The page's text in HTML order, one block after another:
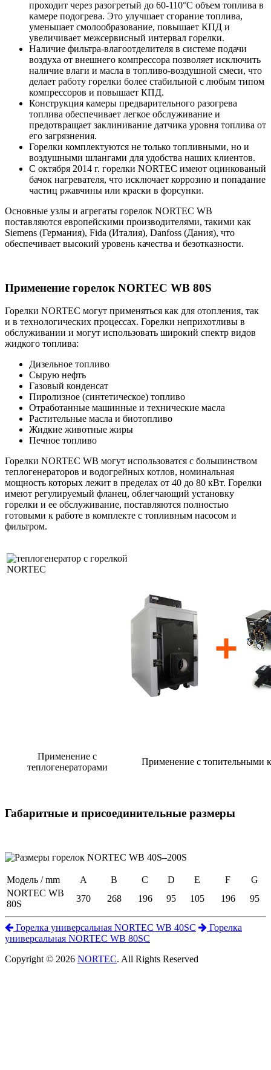
проходит через разогретый до 60-110°С объем топлива в
камере подогрева. Это улучшает сгорание топлива,
уменьшает смолообразование, повышает КПД и
увеличивает межсервисный интервал горелки.
Наличие фильтра-влагоотделителя в системе подачи
воздуха от внешнего компрессора позволяет исключить
наличие влаги и масла в топливо-воздушной смеси, что
делает работу горелки более стабильной с любым типом
компрессоров и повышает КПД.
Конструкция камеры предварительного разогрева
топлива обеспечивает легкое обслуживание и
предотвращает заклинивание датчика уровня топлива от
его загрязнения.
Горелки комплектуются не только топливными, но и
воздушными шлангами для удобства наших клиентов.
С октября 2014 г. горелки NORTEC имеют оцинкованый
бачок нагревателя, что исключает коррозию и попадание
частиц ржавчины или краски в форсунки.
Основные узлы и агрегаты горелок NORTEC WB
поставляются европейскими производителями, такими как
Siemens (Германия), Fida (Италия), Danfoss (Дания), что
обеспечивает высокий уровень качества и безотказности.
Применение горелок NORTEC WB 80S
Горелки NORTEC могут применяться как для отопления, так
и в технологических процессах. Горелки неприхотливы в
обслуживании и могут использовать широкий спектр видов
жидкого топлива:
Дизельное топливо
Сырую нефть
Газовый конденсат
Пиролизное (синтетическое) топливо
Отработанные машинные и технические масла
Растительные масла и биотопливо
Жидкие животные жиры
Печное топливо
Горелки NORTEC WB могут использоватся с большинством
теплогенераторов и водогрейных котлов, номинальная
мощность которых лежит в пределах от 40 до 80 кВт. Горелки
имеют регулируемый фланец, облегчающий установку
горелки и ее обслуживание, поставляются полностью
готовыми к работе в комплекте с топливным насосом и
фильтром.
Применение с
теплогенераторами
Применение с топительными
Габаритные и присоединительные размеры
Модель / mm A B C D E F
G
NORTEC WB
80S
370 268 196 95 105 196 95
Горелка универсальная NORTEC WB 40SC
Горелка
универсальная NORTEC WB 80SC
Copyright © 2026 NORTEC. All Rights Reserved